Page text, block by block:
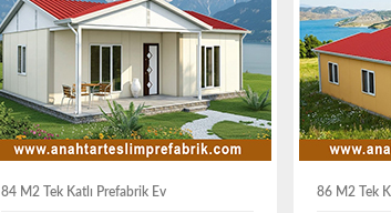
84 M2 Tek Katlı Prefabrik Ev 86 M2 Tek